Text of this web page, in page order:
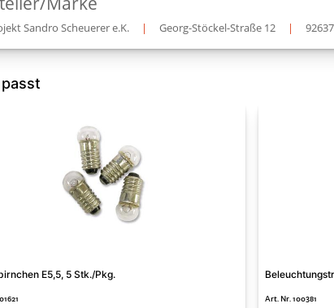
Sandro Scheuerer e.K. | Georg-Stöckel-Straße 12 |
E5,5, 5 Stk./Pkg.
Art. Nr. 100381